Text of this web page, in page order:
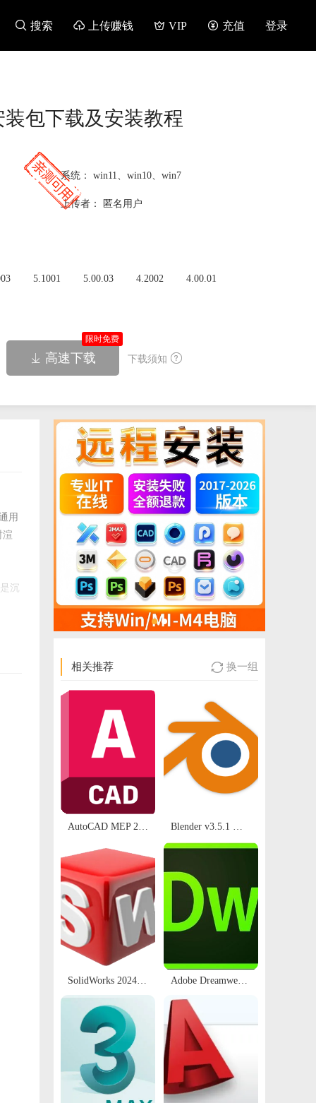
 搜索  上传赚钱  VIP  充值 登录
装包下载及安装教程
系统： win11、win10、win7
上传者： 匿名用户
5.1001 5.00.03 4.2002 4.00.01
 高速下载
限时免费
下载须知 
用
渲
沉
相关推荐  换一组
AutoCAD MEP 2026.0.1 64位多国语言版软件下载地址及安装教程 Blender v3.5.1 官方正式版 开源三维动画建模和渲染软件中文免费版 绿色版打开就用
Adobe Dreamweaver 2018 DW破解版 网页设计DW软件安装包及安装教程